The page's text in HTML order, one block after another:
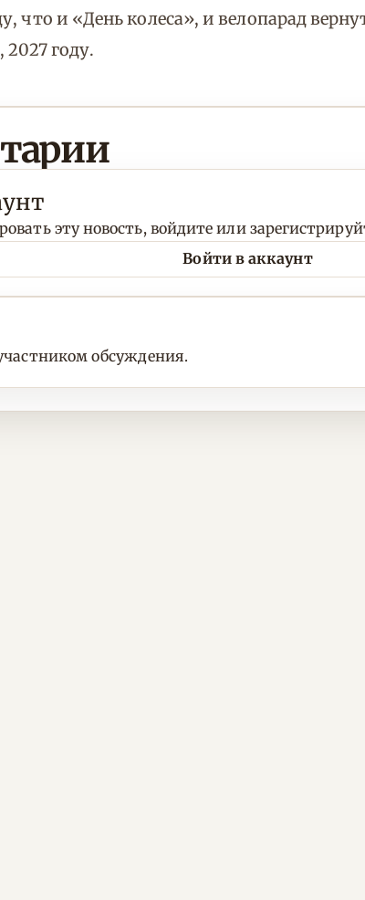
что и «День колеса», и велопарад
году.
эту новость, войдите или
Войти в аккаунт
обсуждения.